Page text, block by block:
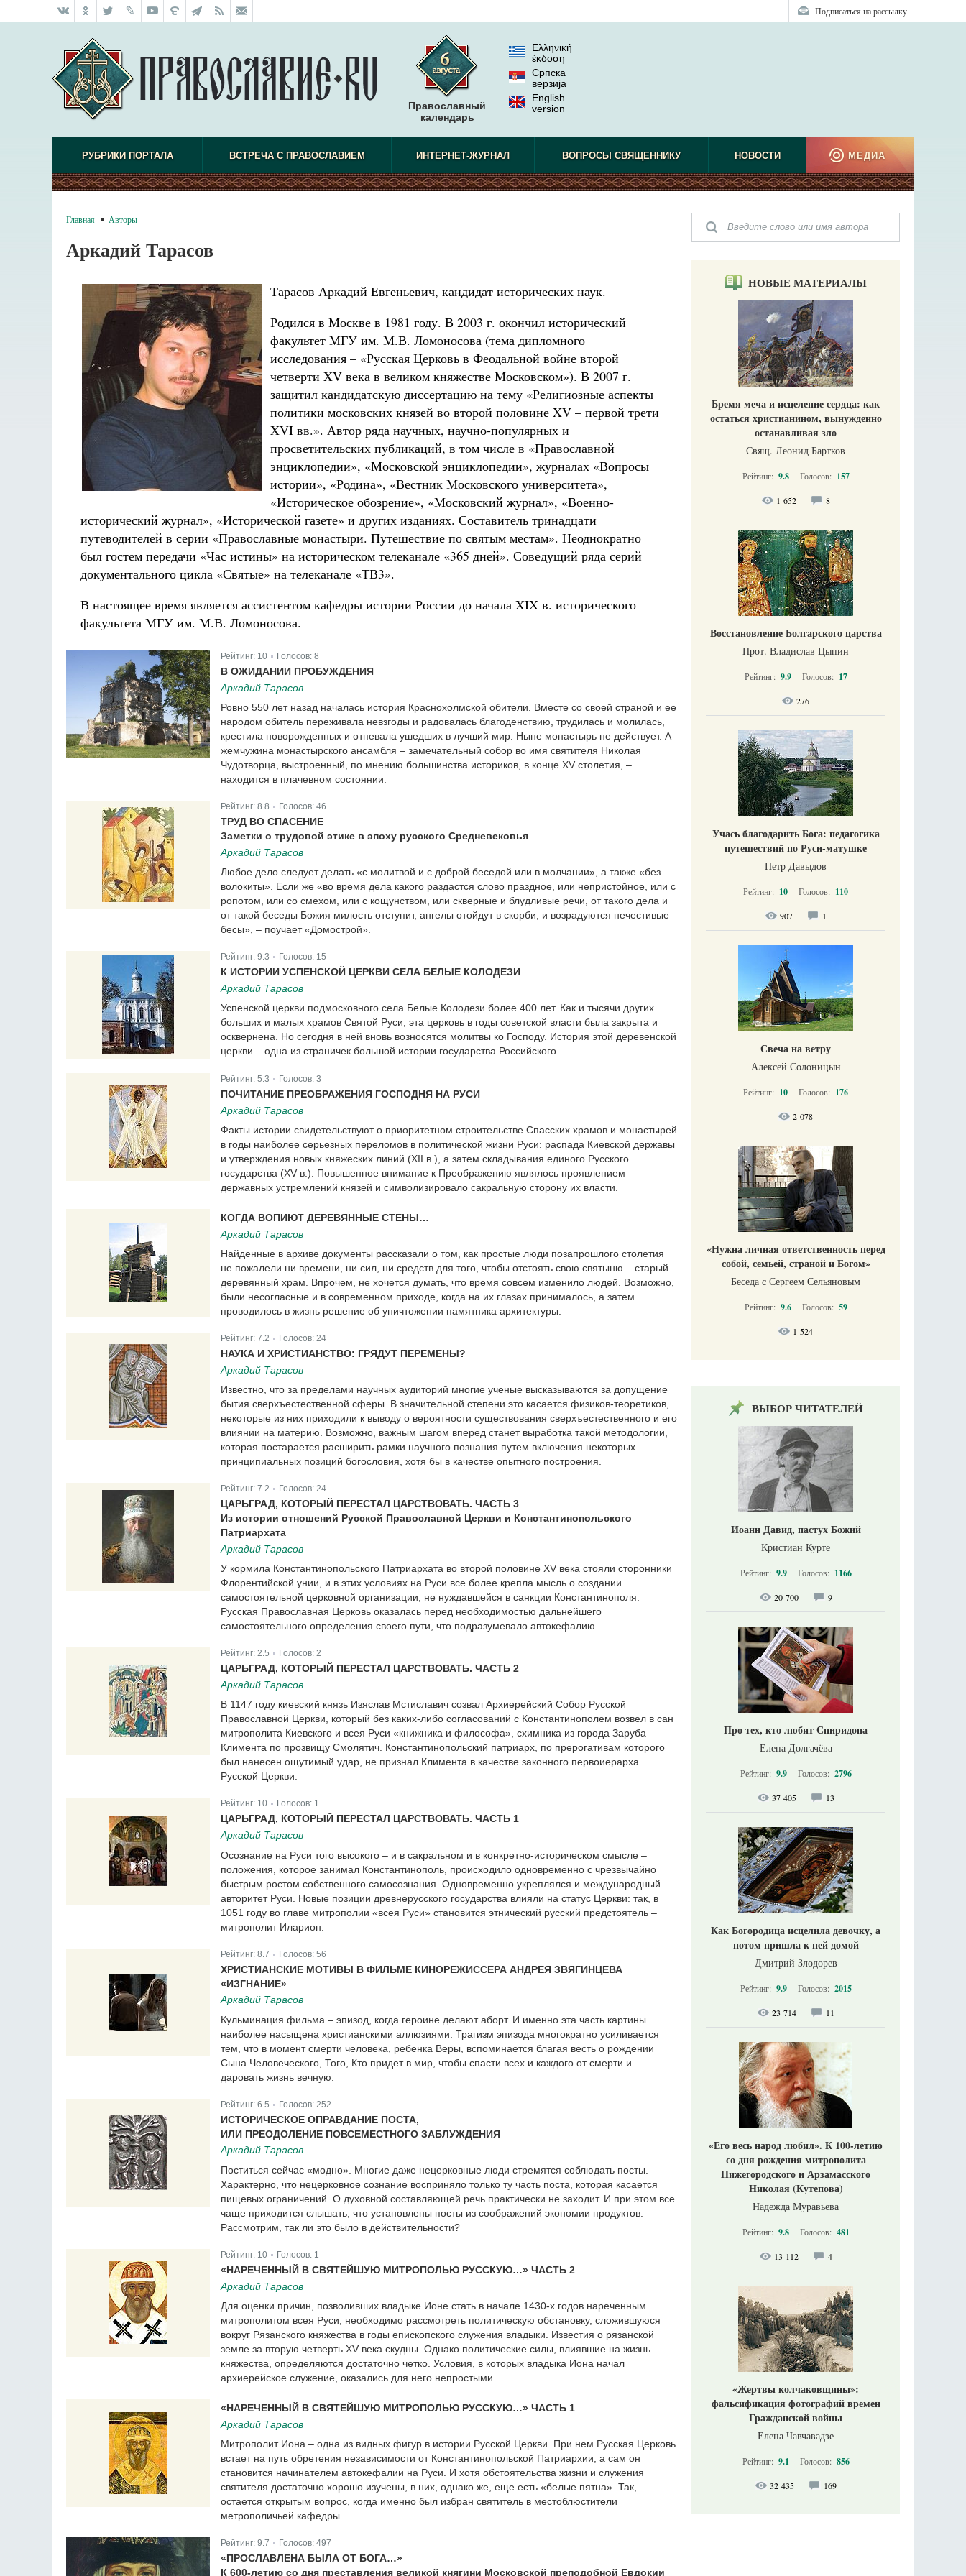
Подписаться на рассылку
Православный
календарь
Ελληνική
έκδοση
Српска
верзиjа
English
version
РУБРИКИ ПОРТАЛА ВСТРЕЧА С ПРАВОСЛАВИЕМ ИНТЕРНЕТ-ЖУРНАЛ ВОПРОСЫ СВЯЩЕННИКУ НОВОСТИ МЕДИА
Главная Авторы
Аркадий Тарасов
Тарасов Аркадий Евгеньевич, кандидат исторических наук.
Родился в Москве в 1981 году. В 2003 г. окончил исторический
факультет МГУ им. М.В. Ломоносова (тема дипломного
исследования – «Русская Церковь в Феодальной войне второй
четверти XV века в великом княжестве Московском»). В 2007 г.
защитил кандидатскую диссертацию на тему «Религиозные аспекты
политики московских князей во второй половине XV – первой трети
XVI вв.». Автор ряда научных, научно-популярных и
просветительских публикаций, в том числе в «Православной
энциклопедии», «Московской энциклопедии», журналах «Вопросы
истории», «Родина», «Вестник Московского университета»,
«Историческое обозрение», «Московский журнал», «Военно-
исторический журнал», «Исторической газете» и других изданиях. Составитель тринадцати
путеводителей в серии «Православные монастыри. Путешествие по святым местам». Неоднократно
был гостем передачи «Час истины» на историческом телеканале «365 дней». Соведущий ряда серий
документального цикла «Святые» на телеканале «ТВ3».
В настоящее время является ассистентом кафедры истории России до начала XIX в. исторического
факультета МГУ им. М.В. Ломоносова.
Рейтинг: 10 Голосов: 8
В ОЖИДАНИИ ПРОБУЖДЕНИЯ
Аркадий Тарасов
Ровно 550 лет назад началась история Краснохолмской обители. Вместе со своей страной и ее
народом обитель переживала невзгоды и радовалась благоденствию, трудилась и молилась,
крестила новорожденных и отпевала ушедших в лучший мир. Ныне монастырь не действует. А
жемчужина монастырского ансамбля – замечательный собор во имя святителя Николая
Чудотворца, выстроенный, по мнению большинства историков, в конце XV столетия, –
находится в плачевном состоянии.
Рейтинг: 8.8 Голосов: 46
ТРУД ВО СПАСЕНИЕ
Заметки о трудовой этике в эпоху русского Средневековья
Аркадий Тарасов
Любое дело следует делать «с молитвой и с доброй беседой или в молчании», а также «без
волокиты». Если же «во время дела какого раздастся слово праздное, или непристойное, или с
ропотом, или со смехом, или с кощунством, или скверные и блудливые речи, от такого дела и
от такой беседы Божия милость отступит, ангелы отойдут в скорби, и возрадуются нечестивые
бесы», – поучает «Домострой».
Рейтинг: 9.3 Голосов: 15
К ИСТОРИИ УСПЕНСКОЙ ЦЕРКВИ СЕЛА БЕЛЫЕ КОЛОДЕЗИ
Аркадий Тарасов
Успенской церкви подмосковного села Белые Колодези более 400 лет. Как и тысячи других
больших и малых храмов Святой Руси, эта церковь в годы советской власти была закрыта и
осквернена. Но сегодня в ней вновь возносятся молитвы ко Господу. История этой деревенской
церкви – одна из страничек большой истории государства Российского.
Рейтинг: 5.3 Голосов: 3
ПОЧИТАНИЕ ПРЕОБРАЖЕНИЯ ГОСПОДНЯ НА РУСИ
Аркадий Тарасов
Факты истории свидетельствуют о приоритетном строительстве Спасских храмов и монастырей
в годы наиболее серьезных переломов в политической жизни Руси: распада Киевской державы
и утверждения новых княжеских линий (XII в.), а затем складывания единого Русского
государства (XV в.). Повышенное внимание к Преображению являлось проявлением
державных устремлений князей и символизировало сакральную сторону их власти.
КОГДА ВОПИЮТ ДЕРЕВЯННЫЕ СТЕНЫ…
Аркадий Тарасов
Найденные в архиве документы рассказали о том, как простые люди позапрошлого столетия
не пожалели ни времени, ни сил, ни средств для того, чтобы отстоять свою святыню – старый
деревянный храм. Впрочем, не хочется думать, что время совсем изменило людей. Возможно,
были несогласные и в современном приходе, когда на их глазах принималось, а затем
проводилось в жизнь решение об уничтожении памятника архитектуры.
Рейтинг: 7.2 Голосов: 24
НАУКА И ХРИСТИАНСТВО: ГРЯДУТ ПЕРЕМЕНЫ?
Аркадий Тарасов
Известно, что за пределами научных аудиторий многие ученые высказываются за допущение
бытия сверхъестественной сферы. В значительной степени это касается физиков-теоретиков,
некоторые из них приходили к выводу о вероятности существования сверхъестественного и его
влиянии на материю. Возможно, важным шагом вперед станет выработка такой методологии,
которая постарается расширить рамки научного познания путем включения некоторых
принципиальных позиций богословия, хотя бы в качестве опытного построения.
Рейтинг: 7.2 Голосов: 24
ЦАРЬГРАД, КОТОРЫЙ ПЕРЕСТАЛ ЦАРСТВОВАТЬ. ЧАСТЬ 3
Из истории отношений Русской Православной Церкви и Константинопольского
Патриархата
Аркадий Тарасов
У кормила Константинопольского Патриархата во второй половине XV века стояли сторонники
Флорентийской унии, и в этих условиях на Руси все более крепла мысль о создании
самостоятельной церковной организации, не нуждавшейся в санкции Константинополя.
Русская Православная Церковь оказалась перед необходимостью дальнейшего
самостоятельного определения своего пути, что подразумевало автокефалию.
Рейтинг: 2.5 Голосов: 2
ЦАРЬГРАД, КОТОРЫЙ ПЕРЕСТАЛ ЦАРСТВОВАТЬ. ЧАСТЬ 2
Аркадий Тарасов
В 1147 году киевский князь Изяслав Мстиславич созвал Архиерейский Собор Русской
Православной Церкви, который без каких-либо согласований с Константинополем возвел в сан
митрополита Киевского и всея Руси «книжника и философа», схимника из города Заруба
Климента по прозвищу Смолятич. Константинопольский патриарх, по прерогативам которого
был нанесен ощутимый удар, не признал Климента в качестве законного первоиерарха
Русской Церкви.
Рейтинг: 10 Голосов: 1
ЦАРЬГРАД, КОТОРЫЙ ПЕРЕСТАЛ ЦАРСТВОВАТЬ. ЧАСТЬ 1
Аркадий Тарасов
Осознание на Руси того высокого – и в сакральном и в конкретно-историческом смысле –
положения, которое занимал Константинополь, происходило одновременно с чрезвычайно
быстрым ростом собственного самосознания. Одновременно укреплялся и международный
авторитет Руси. Новые позиции древнерусского государства влияли на статус Церкви: так, в
1051 году во главе митрополии «всея Руси» становится этнический русский предстоятель –
митрополит Иларион.
Рейтинг: 8.7 | Голосов: 56
ХРИСТИАНСКИЕ МОТИВЫ В ФИЛЬМЕ КИНОРЕЖИССЕРА АНДРЕЯ ЗВЯГИНЦЕВА
«ИЗГНАНИЕ»
Аркадий Тарасов
Кульминация фильма – эпизод, когда героине делают аборт. И именно эта часть картины
наиболее насыщена христианскими аллюзиями. Трагизм эпизода многократно усиливается
тем, что в момент смерти человека, ребенка Веры, вспоминается благая весть о рождении
Сына Человеческого, Того, Кто придет в мир, чтобы спасти всех и каждого от смерти и
даровать жизнь вечную.
Рейтинг: 6.5 | Голосов: 252
ИСТОРИЧЕСКОЕ ОПРАВДАНИЕ ПОСТА,
ИЛИ ПРЕОДОЛЕНИЕ ПОВСЕМЕСТНОГО ЗАБЛУЖДЕНИЯ
Аркадий Тарасов
Поститься сейчас «модно». Многие даже нецерковные люди стремятся соблюдать посты.
Характерно, что нецерковное сознание восприняло только ту часть поста, которая касается
пищевых ограничений. О духовной составляющей речь практически не заходит. И при этом все
чаще приходится слышать, что установлены посты из соображений экономии продуктов.
Рассмотрим, так ли это было в действительности?
Рейтинг: 10 | Голосов: 1
«НАРЕЧЕННЫЙ В СВЯТЕЙШУЮ МИТРОПОЛЬЮ РУССКУЮ…» ЧАСТЬ 2
Аркадий Тарасов
Для оценки причин, позволивших владыке Ионе стать в начале 1430-х годов нареченным
митрополитом всея Руси, необходимо рассмотреть политическую обстановку, сложившуюся
вокруг Рязанского княжества в годы епископского служения владыки. Известия о рязанской
земле за вторую четверть XV века скудны. Однако политические силы, влиявшие на жизнь
княжества, определяются достаточно четко. Условия, в которых владыка Иона начал
архиерейское служение, оказались для него непростыми.
«НАРЕЧЕННЫЙ В СВЯТЕЙШУЮ МИТРОПОЛЬЮ РУССКУЮ…» ЧАСТЬ 1
Аркадий Тарасов
Митрополит Иона – одна из видных фигур в истории Русской Церкви. При нем Русская Церковь
встает на путь обретения независимости от Константинопольской Патриархии, а сам он
становится начинателем автокефалии на Руси. И хотя обстоятельства жизни и служения
святителя достаточно хорошо изучены, в них, однако же, еще есть «белые пятна». Так,
остается открытым вопрос, когда именно был избран святитель в местоблюстители
метрополичьей кафедры.
Рейтинг: 9.7 | Голосов: 497
«ПРОСЛАВЛЕНА БЫЛА ОТ БОГА…»
К 600-летию со дня преставления великой княгини Московской преподобной Евдокии
НОВЫЕ МАТЕРИАЛЫ
Бремя меча и исцеление сердца: как
остаться христианином, вынужденно
останавливая зло
Свящ. Леонид Бартков
Рейтинг: 9.8 Голосов: 157
1 652 8
Восстановление Болгарского царства
Прот. Владислав Цыпин
Рейтинг: 9.9 Голосов: 17
276
Учась благодарить Бога: педагогика
путешествий по Руси-матушке
Петр Давыдов
Рейтинг: 10 Голосов: 110
907 1
Свеча на ветру
Алексей Солоницын
Рейтинг: 10 Голосов: 176
2 078
«Нужна личная ответственность перед
собой, семьей, страной и Богом»
Беседа с Сергеем Сельяновым
Рейтинг: 9.6 Голосов: 59
1 524
ВЫБОР ЧИТАТЕЛЕЙ
Иоанн Давид, пастух Божий
Кристиан Курте
Рейтинг: 9.9 Голосов: 1166
20 700 9
Про тех, кто любит Спиридона
Елена Долгачёва
Рейтинг: 9.9 Голосов: 2796
37 405 13
Как Богородица исцелила девочку, а
потом пришла к ней домой
Дмитрий Злодорев
Рейтинг: 9.9 Голосов: 2015
23 714 11
«Его весь народ любил». К 100-летию
со дня рождения митрополита
Нижегородского и Арзамасского
Николая (Кутепова)
Надежда Муравьева
Рейтинг: 9.8 Голосов: 481
13 112 4
«Жертвы колчаковщины»:
фальсификация фотографий времен
Гражданской войны
Елена Чавчавадзе
Рейтинг: 9.1 Голосов: 856
32 435 169